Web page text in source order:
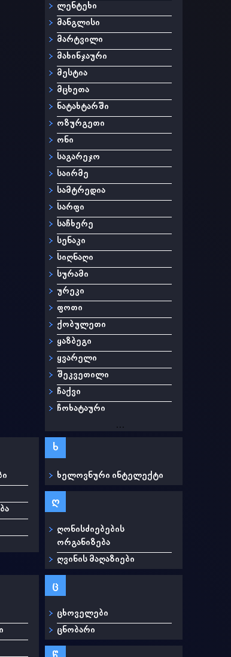
ლენტეხი
მანგლისი
მარტვილი
მახინჯაური
მესტია
მცხეთა
ნატახტარში
ოზურგეთი
ონი
საგარეჯო
საირმე
სამტრედია
სარფი
საჩხერე
სენაკი
სიღნაღი
სურამი
ურეკი
ფოთი
ქობულეთი
ყაზბეგი
ყვარელი
შეკვეთილი
ჩაქვი
ჩოხატაური
...
ხ
ხელოვნური ინტელექტი
ღ
ღონისძიებების
ორგანიზება
ღვინის მაღაზიები
ც
ცხოველები
ცნობარი